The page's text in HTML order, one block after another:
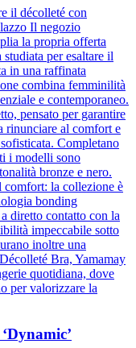
il décolleté con
Il negozio
la propria offerta
per esaltare il
in una raffinata
combina femminilità
e contemporaneo.
pensato per garantire
rinunciare al comfort e
Completano
i modelli sono
bronze e nero.
comfort: la collezione è
bonding
diretto contatto con la
impeccabile sotto
inoltre una
Bra, Yamamay
quotidiana, dove
per valorizzare la